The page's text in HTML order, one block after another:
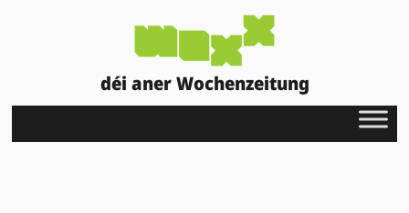
déi aner Wochenzeitung